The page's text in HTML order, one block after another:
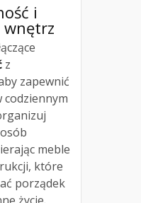
i
wnętrz
z
zapewnić
meble
które
porządek